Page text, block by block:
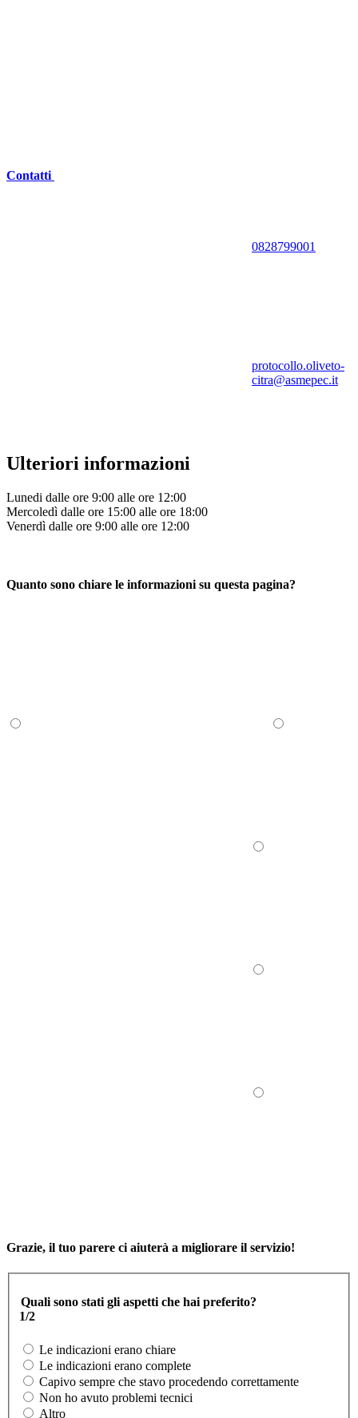
Contatti
0828799001
protocollo.oliveto-
citra@asmepec.it
Ulteriori informazioni
Lunedi dalle ore 9:00 alle ore 12:00
Mercoledì dalle ore 15:00 alle ore 18:00
Venerdì dalle ore 9:00 alle ore 12:00
Quanto sono chiare le informazioni su questa pagina?
Grazie, il tuo parere ci aiuterà a migliorare il servizio!
Quali sono stati gli aspetti che hai preferito?
1/2
Le indicazioni erano chiare
Le indicazioni erano complete
Capivo sempre che stavo procedendo correttamente
Non ho avuto problemi tecnici
Altro